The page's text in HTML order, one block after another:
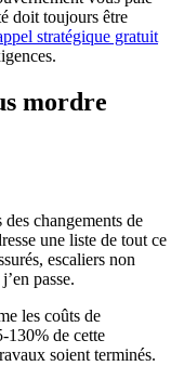
doit toujours être
stratégique gratuit
mordre
changements de
une liste de tout ce
escaliers non
passe.
les coûts de
130% de cette
soient terminés.